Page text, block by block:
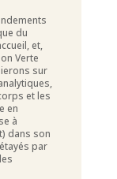
du
et,
Verte
sur
et les
en
à
dans son
par